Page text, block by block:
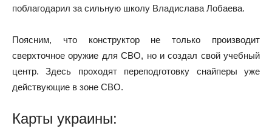
поблагодарил за сильную школу Владислава Лобаева.
Поясним, что конструктор не только производит
сверхточное оружие для СВО, но и создал свой учебный
центр. Здесь проходят переподготовку снайперы уже
действующие в зоне СВО.
Карты украины: